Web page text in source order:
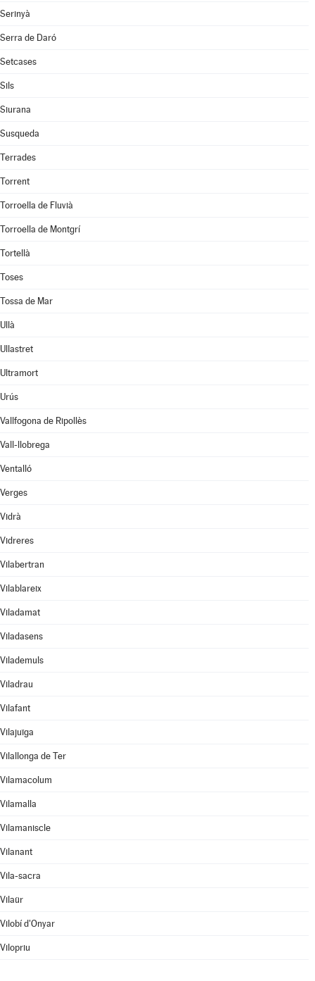
Serinyà
Serra de Daró
Setcases
Sils
Siurana
Susqueda
Terrades
Torrent
Torroella de Fluvià
Torroella de Montgrí
Tortellà
Toses
Tossa de Mar
Ullà
Ullastret
Ultramort
Urús
Vallfogona de Ripollès
Vall-llobrega
Ventalló
Verges
Vidrà
Vidreres
Vilabertran
Vilablareix
Viladamat
Viladasens
Vilademuls
Viladrau
Vilafant
Vilajuïga
Vilallonga de Ter
Vilamacolum
Vilamalla
Vilamaniscle
Vilanant
Vila-sacra
Vilaür
Vilobí d'Onyar
Vilopriu